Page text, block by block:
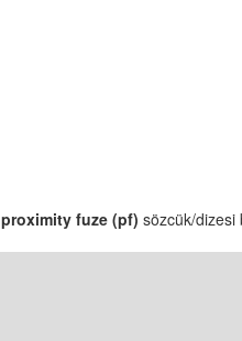
proximity fuze (pf) sözcük/dizesi